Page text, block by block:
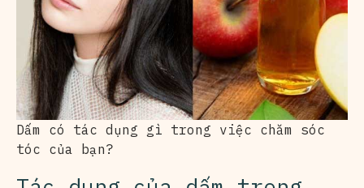
Dấm có tác dụng gì trong việc chăm sóc
tóc của bạn?